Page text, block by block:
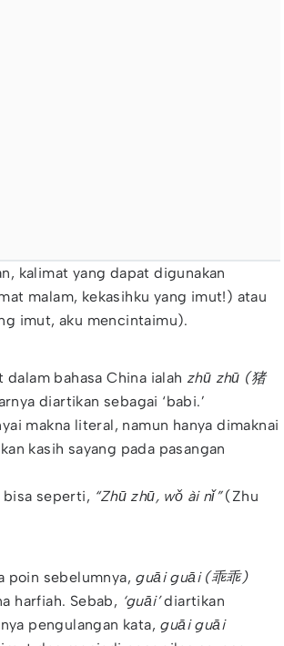
kalimat yang dapat digunakan
malam, kekasihku yang imut!) atau
imut, aku mencintaimu).
bahasa China ialah zhū zhū (猪
diartikan sebagai ‘babi.’
makna literal, namun hanya dimaknai
kasih sayang pada pasangan
bisa seperti, “Zhū zhū, wǒ ài nǐ”(Zhu
poin sebelumnya, guāi guāi (乖乖)
harfiah. Sebab, ‘guāi’diartikan
pengulangan kata, guāi guāi